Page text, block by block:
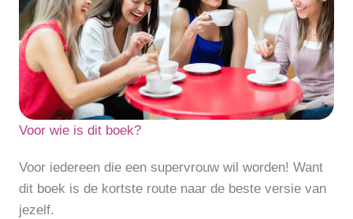
Voor wie is dit boek?
Voor iedereen die een supervrouw wil worden! Want
dit boek is de kortste route naar de beste versie van
jezelf.